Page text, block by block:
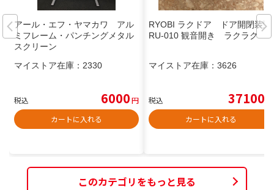
アール・エフ・ヤマカワ アル
ミフレーム・パンチングメタル
スクリーン
マイストア在庫： 2330
税込 6000円
カートに入れる
RYOBI ラクドア ドア開閉装置
RU-010 観音開き ラクラク
マイストア在庫： 3626
税込 37100
カートに入れる
このカテゴリをもっと見る